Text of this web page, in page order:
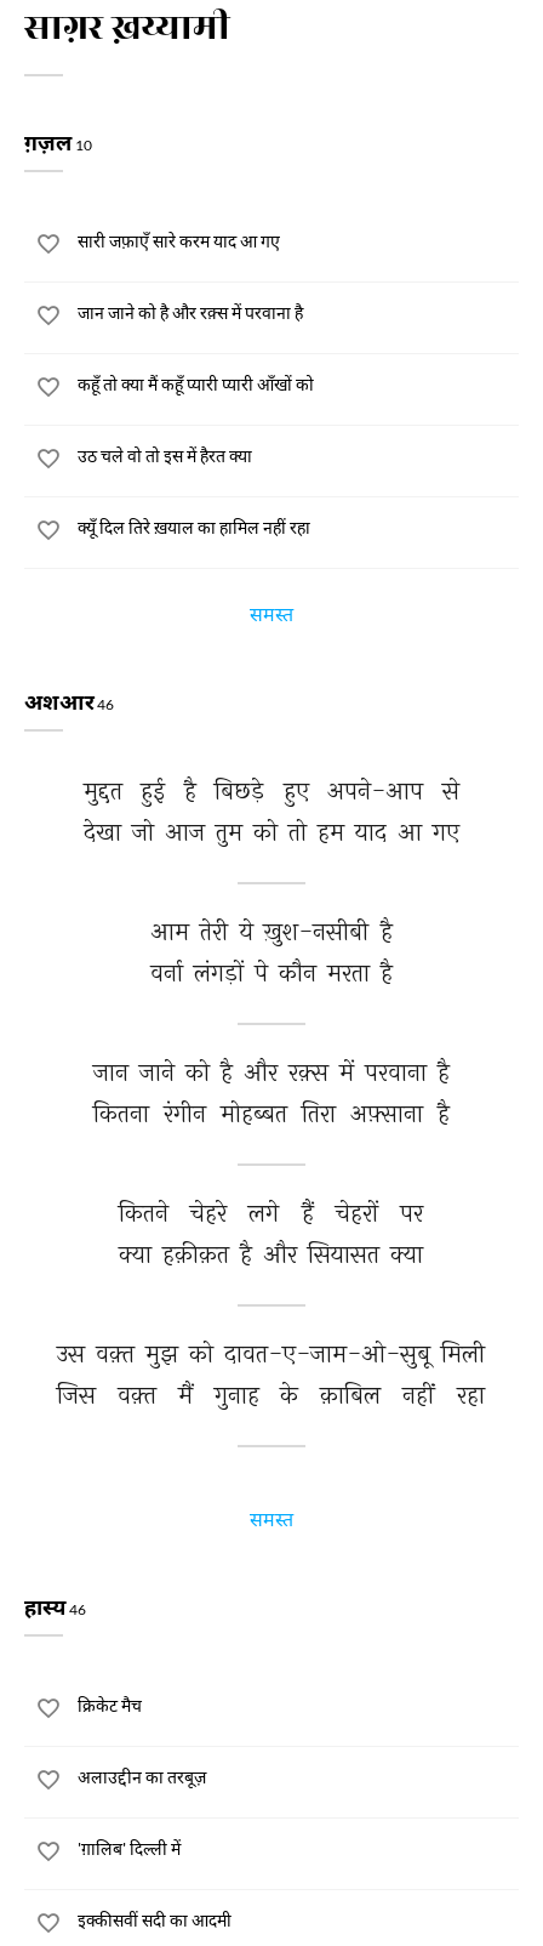
साग़र ख़य्यामी
ग़ज़ल 10
सारी जफ़ाएँ सारे करम याद आ गए
जान जाने को है और रक़्स में परवाना है
कहूँ तो क्या मैं कहूँ प्यारी प्यारी आँखों को
उठ चले वो तो इस में हैरत क्या
क्यूँ दिल तिरे ख़याल का हामिल नहीं रहा
समस्त
अशआर46
मुद्दत हुई है बिछड़े हुए अपने-आप से
देखा जो आज तुम को तो हम याद आ गए
आम तेरी ये ख़ुश-नसीबी है
वर्ना लंगड़ों पे कौन मरता है
जान जाने को है और रक़्स में परवाना है
कितना रंगीन मोहब्बत तिरा अफ़्साना है
कितने चेहरे लगे हैं चेहरों
पर
क्या हक़ीक़त है और सियासत क्या
उस वक़्त मुझ को दावत-ए-जाम-ओ-सुबू मिली
जिस
वक़्त मैं गुनाह के क़ाबिल नहीं रहा
समस्त
हास्य46
क्रिकेट मैच
अलाउद्दीन का तरबूज़
'ग़ालिब' दिल्ली में
इक्कीसवीं सदी का आदमी